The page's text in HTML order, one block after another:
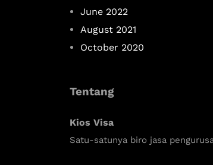
June 2022
August 2021
October 2020
Tentang
Kios Visa
Satu-satunya biro jasa